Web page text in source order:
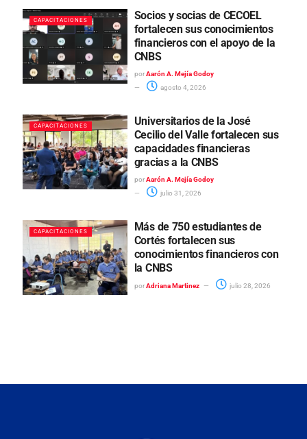
CAPACITACIONES
Socios y socias de CECOEL
fortalecen sus conocimientos
financieros con el apoyo de la
CNBS
por Aarón A. Mejía Godoy
agosto 4, 2026
CAPACITACIONES
Universitarios de la José
Cecilio del Valle fortalecen sus
capacidades financieras
gracias a la CNBS
por Aarón A. Mejía Godoy
julio 31, 2026
CAPACITACIONES
Más de 750 estudiantes de
Cortés fortalecen sus
conocimientos financieros con
la CNBS
por Adriana Martinez julio 28, 2026